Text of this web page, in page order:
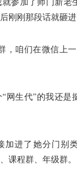
参加了师门新老
刚刚那段话就砸进
，咱们在微信上
网生代”的我还是
加进了她分门别
课程群、年级群。